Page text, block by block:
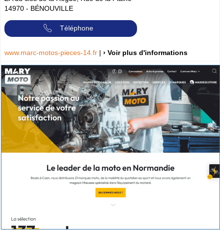
14970 - BÉNOUVILLE
Téléphone
www.marc-motos-pieces-14.fr | › Voir plus d'informations